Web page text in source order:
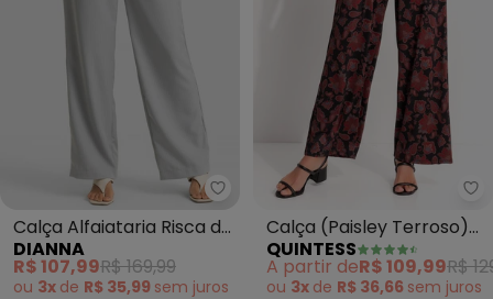
Dianna - Calça Alfaiataria
Calça Alfaiataria Risca de
Giz Feminina (Cinza)
DIANNA
R$ 107,99R$ 169,99
ou 3x de R$ 35,99 sem juros
Calça (Paisley Terroso)
em Malha Fria
QUINTESS
A partir deR$ 109,99R$
ou 3x de R$ 36,66 sem juros